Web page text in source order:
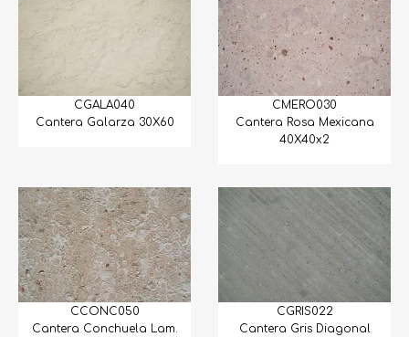
CGALA040
Cantera Galarza 30X60
CMERO030
Cantera Rosa Mexicana
40X40x2
CCONC050
Cantera Conchuela Lam.
CGRIS022
Cantera Gris Diagonal